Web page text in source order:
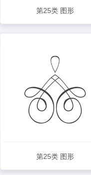
第25类 图形
第25类 图形